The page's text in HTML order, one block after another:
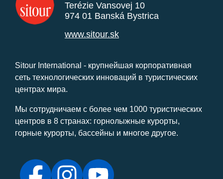
Terézie Vansovej 10
974 01 Banská Bystrica
www.sitour.sk
Sitour International - крупнейшая корпоративная
сеть технологических инноваций в туристических
центрах мира.
Мы сотрудничаем с более чем 1000 туристических
центров в 8 странах: горнолыжные курорты,
горные курорты, бассейны и многое другое.